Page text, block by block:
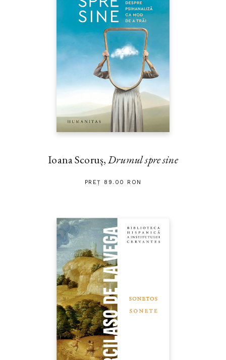
Ioana Scoruș,Drumul spre sine
PREȚ 89.00 RON